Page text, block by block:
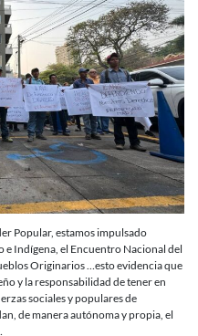
Popular, estamos impulsado
Indígena, el Encuentro Nacional del
Originarios …esto evidencia que
y la responsabilidad de tener en
sociales y populares de
de manera autónoma y propia, el